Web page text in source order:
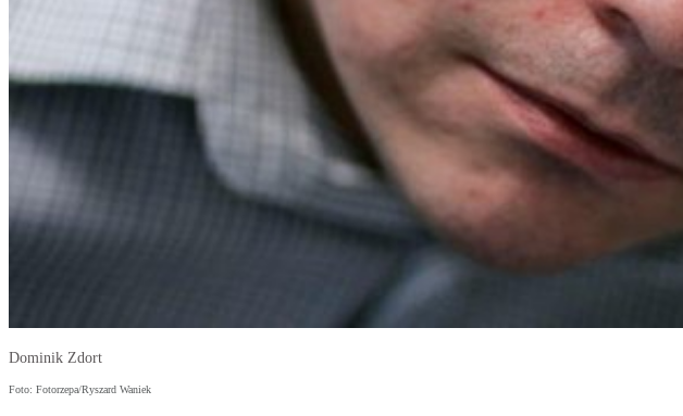
Dominik Zdort
Foto: Fotorzepa/Ryszard Waniek